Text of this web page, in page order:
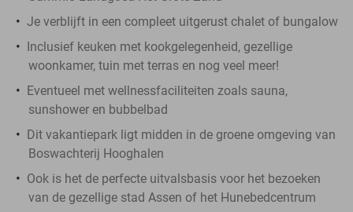
Je verblijft in een compleet uitgerust chalet of bungalow
Inclusief keuken met kookgelegenheid, gezellige
woonkamer, tuin met terras en nog veel meer!
Eventueel met wellnessfaciliteiten zoals sauna,
sunshower en bubbelbad
Dit vakantiepark ligt midden in de groene omgeving van
Boswachterij Hooghalen
Ook is het de perfecte uitvalsbasis voor het bezoeken
van de gezellige stad Assen of het Hunebedcentrum